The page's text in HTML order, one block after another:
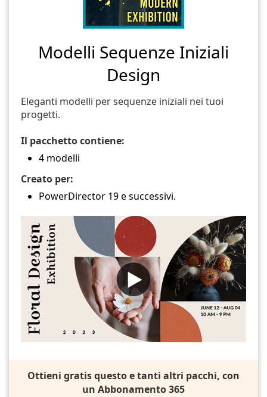
Modelli Sequenze Iniziali
Design
Eleganti modelli per sequenze iniziali nei tuoi
progetti.
Il pacchetto contiene:
4 modelli
Creato per:
PowerDirector 19 e successivi.
Ottieni gratis questo e tanti altri pacchi, con
un Abbonamento 365